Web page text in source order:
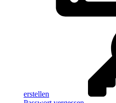
erstellen